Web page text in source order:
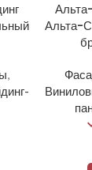
,
Альта-